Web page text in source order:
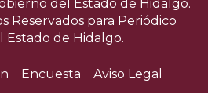
del Estado de Hidalgo.
Reservados para Periódico
Estado de Hidalgo.
Encuesta Aviso Legal